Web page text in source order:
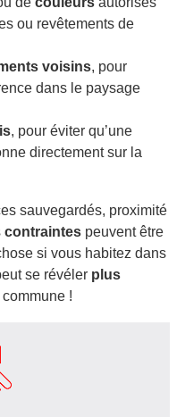
ou revêtements de
voisins, pour
dans le paysage
, pour éviter qu’une
directement sur la
sauvegardés, proximité
contraintes peuvent être
si vous habitez dans
se révéler plus
!